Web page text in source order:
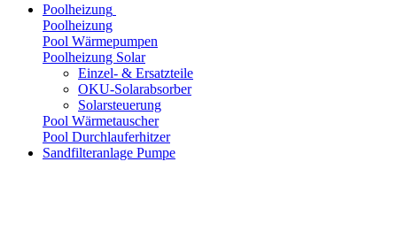
Poolheizung
Poolheizung
Pool Wärmepumpen
Poolheizung Solar
Einzel- & Ersatzteile
OKU-Solarabsorber
Solarsteuerung
Pool Wärmetauscher
Pool Durchlauferhitzer
Sandfilteranlage Pumpe